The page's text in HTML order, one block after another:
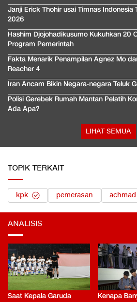
Janji Erick Thohir usai Timnas Indonesia
2026
Hashim Djojohadikusumo Kukuhkan 20
Program Pemerintah
Fakta Menarik Penampilan Agnez Mo
Reacher 4
Iran Ancam Bikin Negara-negara Teluk
Polisi Gerebek Rumah Mantan Pelatih
Ada Apa?
LIHAT SEMUA
TOPIK TERKAIT
kpk pemerasan
ANALISIS
Saat Kepala Garuda
Kenapa